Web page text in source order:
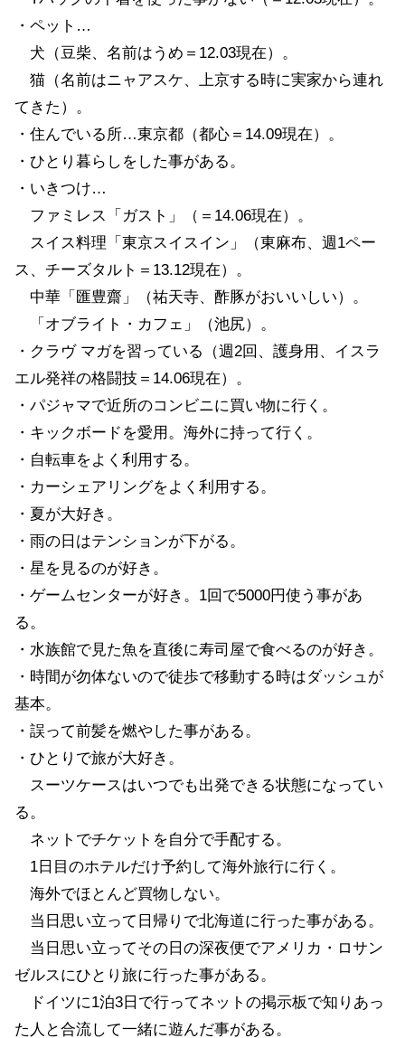
・ペット…
犬（豆柴、名前はうめ＝12.03現在）。
猫（名前はニャアスケ、上京する時に実家から連れ
てきた）。
・住んでいる所…東京都（都心＝14.09現在）。
・ひとり暮らしをした事がある。
・いきつけ…
ファミレス「ガスト」（＝14.06現在）。
スイス料理「東京スイスイン」（東麻布、週1ペー
ス、チーズタルト＝13.12現在）。
中華「匯豊齋」（祐天寺、酢豚がおいいしい）。
「オブライト・カフェ」（池尻）。
・クラヴ マガを習っている（週2回、護身用、イスラ
エル発祥の格闘技＝14.06現在）。
・パジャマで近所のコンビニに買い物に行く。
・キックボードを愛用。海外に持って行く。
・自転車をよく利用する。
・カーシェアリングをよく利用する。
・夏が大好き。
・雨の日はテンションが下がる。
・星を見るのが好き。
・ゲームセンターが好き。1回で5000円使う事があ
る。
・水族館で見た魚を直後に寿司屋で食べるのが好き。
・時間が勿体ないので徒歩で移動する時はダッシュが
基本。
・誤って前髪を燃やした事がある。
・ひとりで旅が大好き。
スーツケースはいつでも出発できる状態になってい
る。
ネットでチケットを自分で手配する。
1日目のホテルだけ予約して海外旅行に行く。
海外でほとんど買物しない。
当日思い立って日帰りで北海道に行った事がある。
当日思い立ってその日の深夜便でアメリカ・ロサン
ゼルスにひとり旅に行った事がある。
ドイツに1泊3日で行ってネットの掲示板で知りあっ
た人と合流して一緒に遊んだ事がある。